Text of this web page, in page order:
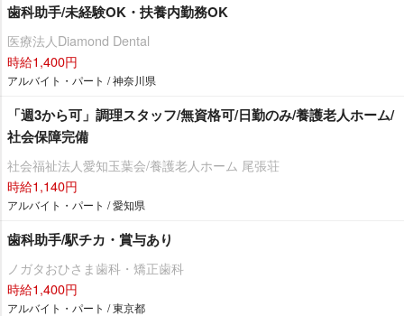
歯科助手/未経験OK・扶養内勤務OK
医療法人Diamond Dental
時給1,400円
アルバイト・パート / 神奈川県
「週3から可」調理スタッフ/無資格可/日勤のみ/養護老人ホーム/
社会保障完備
社会福祉法人愛知玉葉会/養護老人ホーム 尾張荘
時給1,140円
アルバイト・パート / 愛知県
歯科助手/駅チカ・賞与あり
ノガタおひさま歯科・矯正歯科
時給1,400円
アルバイト・パート / 東京都